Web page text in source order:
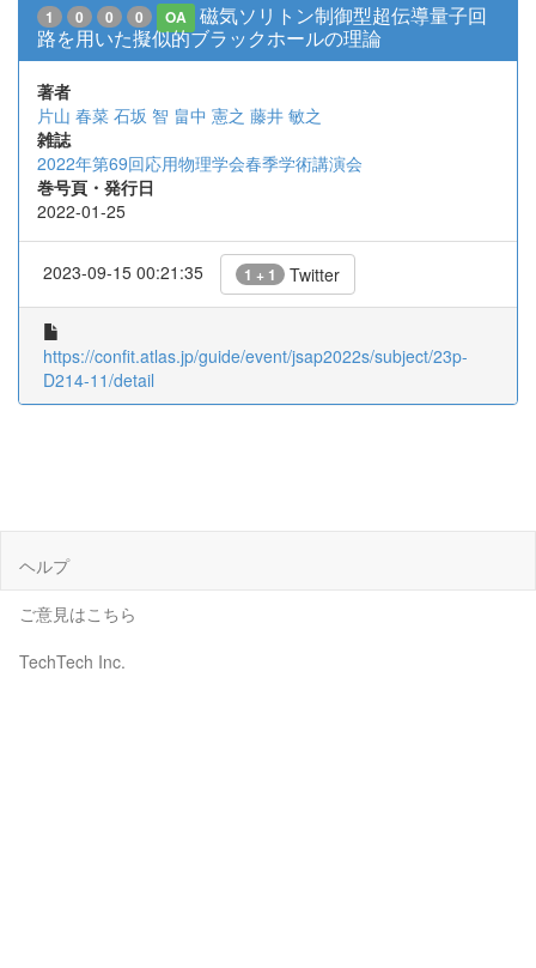
1 0 0 0 OA
磁気ソリトン制御型超伝導量子回
路を用いた擬似的ブラックホールの理論
著者
片山 春菜 石坂 智 畠中 憲之 藤井 敏之
雑誌
2022年第69回応用物理学会春季学術講演会
巻号頁・発行日
2022-01-25
2023-09-15 00:21:35 1 + 1 Twitter
https://confit.atlas.jp/guide/event/jsap2022s/subject/23p-
D214-11/detail
ヘルプ
ご意見はこちら
TechTech Inc.